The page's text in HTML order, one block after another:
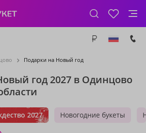
Подарки на Новый год
год 2027 в Одинцово
2027 Новогодние букеты